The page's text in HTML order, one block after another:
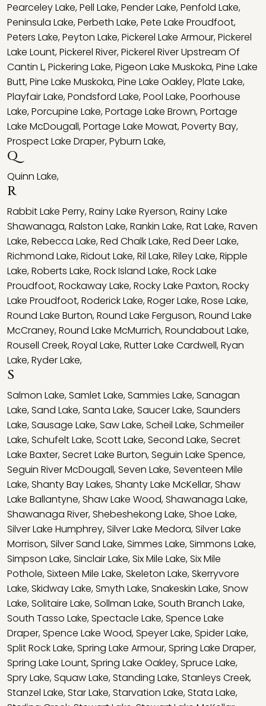
Pearceley Lake,Pell Lake,Pender Lake,Penfold Lake,
Peninsula Lake,Perbeth Lake,Pete Lake Proudfoot,
Peters Lake,Peyton Lake,Pickerel Lake Armour,Pickerel
Lake Lount,Pickerel River,Pickerel River Upstream Of
Cantin L,Pickering Lake,Pigeon Lake Muskoka,Pine Lake
Butt,Pine Lake Muskoka,Pine Lake Oakley,Plate Lake,
Playfair Lake,Pondsford Lake,Pool Lake,Poorhouse
Lake,Porcupine Lake,Portage Lake Brown,Portage
Lake McDougall,Portage Lake Mowat,Poverty Bay,
Prospect Lake Draper,Pyburn Lake,
Q
Quinn Lake,
R
Rabbit Lake Perry,Rainy Lake Ryerson,Rainy Lake
Shawanaga,Ralston Lake,Rankin Lake,Rat Lake,Raven
Lake,Rebecca Lake,Red Chalk Lake,Red Deer Lake,
Richmond Lake,Ridout Lake,Ril Lake,Riley Lake,Ripple
Lake,Roberts Lake,Rock Island Lake,Rock Lake
Proudfoot,Rockaway Lake,Rocky Lake Paxton,Rocky
Lake Proudfoot,Roderick Lake,Roger Lake,Rose Lake,
Round Lake Burton,Round Lake Ferguson,Round Lake
McCraney,Round Lake McMurrich,Roundabout Lake,
Rousell Creek,Royal Lake,Rutter Lake Cardwell,Ryan
Lake,Ryder Lake,
S
Salmon Lake,Samlet Lake,Sammies Lake,Sanagan
Lake,Sand Lake,Santa Lake,Saucer Lake,Saunders
Lake,Sausage Lake,Saw Lake,Scheil Lake,Schmeiler
Lake,Schufelt Lake,Scott Lake,Second Lake,Secret
Lake Baxter,Secret Lake Burton,Seguin Lake Spence,
Seguin River McDougall,Seven Lake,Seventeen Mile
Lake,Shanty Bay Lakes,Shanty Lake McKellar,Shaw
Lake Ballantyne,Shaw Lake Wood,Shawanaga Lake,
Shawanaga River,Shebeshekong Lake,Shoe Lake,
Silver Lake Humphrey,Silver Lake Medora,Silver Lake
Morrison,Silver Sand Lake,Simmes Lake,Simmons Lake,
Simpson Lake,Sinclair Lake,Six Mile Lake,Six Mile
Pothole,Sixteen Mile Lake,Skeleton Lake,Skerryvore
Lake,Skidway Lake,Smyth Lake,Snakeskin Lake,Snow
Lake,Solitaire Lake,Sollman Lake,South Branch Lake,
South Tasso Lake,Spectacle Lake,Spence Lake
Draper,Spence Lake Wood,Speyer Lake,Spider Lake,
Split Rock Lake,Spring Lake Armour,Spring Lake Draper,
Spring Lake Lount,Spring Lake Oakley,Spruce Lake,
Spry Lake,Squaw Lake,Standing Lake,Stanleys Creek,
Stanzel Lake,Star Lake,Starvation Lake,Stata Lake,